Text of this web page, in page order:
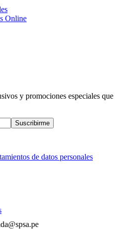
Online
y promociones especiales que
Suscribirme
de datos personales